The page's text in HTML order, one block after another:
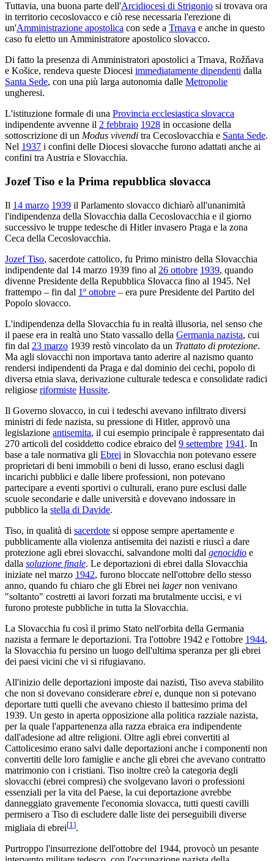
Tuttavia, una buona parte dell'Arcidiocesi di Strigonio si trovava ora
in territorio cecoslovacco e ciò rese necessaria l'erezione di
un'Amministrazione apostolica con sede a Trnava e anche in questo
caso fu eletto un Amministratore apostolico slovacco.
Di fatto la presenza di Amministratori apostolici a Trnava, Rožňava
e Košice, rendeva queste Diocesi immediatamente dipendenti dalla
Santa Sede, con una più larga autonomia dalle Metropolie
ungheresi.
L'istituzione formale di una Provincia ecclesiastica slovacca
indipendente avvenne il 2 febbraio 1928 in occasione della
sottoscrizione di un Modus vivendi tra Cecoslovacchia e Santa Sede.
Nel 1937 i confini delle Diocesi slovacche furono adattati anche ai
confini tra Austria e Slovacchia.
Jozef Tiso e la Prima repubblica slovacca
Il 14 marzo 1939 il Parlamento slovacco dichiarò all'unanimità
l'indipendenza della Slovacchia dalla Cecoslovacchia e il giorno
successivo le truppe tedesche di Hitler invasero Praga e la zona
Ceca della Cecoslovacchia.
Jozef Tiso, sacerdote cattolico, fu Primo ministro della Slovacchia
indipendente dal 14 marzo 1939 fino al 26 ottobre 1939, quando
divenne Presidente della Repubblica Slovacca fino al 1945. Nel
frattempo – fin dal 1º ottobre – era pure Presidente del Partito del
Popolo slovacco.
L'indipendenza della Slovacchia fu in realtà illusoria, nel senso che
il paese era in realtà uno Stato vassallo della Germania nazista, cui
fin dal 23 marzo 1939 restò vincolato da un Trattato di protezione.
Ma agli slovacchi non importava tanto aderire al nazismo quanto
rendersi indipendenti da Praga e dal dominio dei cechi, popolo di
diversa etnia slava, derivazione culturale tedesca e consolidate radici
religiose riformiste Hussite.
Il Governo slovacco, in cui i tedeschi avevano infiltrato diversi
ministri di fede nazista, su pressione di Hitler, approvò una
legislazione antisemita, il cui esempio principale è rappresentato dai
270 articoli del cosiddetto codice ebraico del 9 settembre 1941 . In
base a tale normativa gli Ebrei in Slovacchia non potevano essere
proprietari di beni immobili o beni di lusso, erano esclusi dagli
incarichi pubblici e dalle libere professioni, non potevano
partecipare a eventi sportivi o culturali, erano pure esclusi dalle
scuole secondarie e dalle università e dovevano indossare in
pubblico la stella di Davide.
Tiso, in qualità di sacerdote si oppose sempre apertamente e
pubblicamente alla violenza antisemita dei nazisti e riuscì a dare
protezione agli ebrei slovacchi, salvandone molti dal genocidio e
dalla soluzione finale. Le deportazioni di ebrei dalla Slovacchia
iniziate nel marzo 1942, furono bloccate nell'ottobre dello stesso
anno, quando fu chiaro che gli Ebrei nei lagernon venivano
"soltanto" costretti ai lavori forzati ma brutalmente uccisi, e vi
furono proteste pubbliche in tutta la Slovacchia.
La Slovacchia fu così il primo Stato nell'orbita della Germania
nazista a fermare le deportazioni. Tra l'ottobre 1942 e l'ottobre 1944,
la Slovacchia fu persino un luogo dell'ultima speranza per gli ebrei
dei paesi vicini che vi si rifugiavano.
All'inizio delle deportazioni imposte dai nazisti, Tiso aveva stabilito
che non si dovevano considerare ebrei e, dunque non si potevano
deportare tutti quelli che avevano chiesto il battesimo prima del
1939. Un gesto in aperta opposizione alla politica razziale nazista,
per la quale l'appartenenza alla razza ebraica era indipendente
dall'adesione ad altre religioni. Oltre agli ebrei convertiti al
Cattolicesimo erano salvi dalle deportazioni anche i componenti non
convertiti delle loro famiglie e anche gli ebrei che avevano contratto
matrimonio con i cristiani. Tiso inoltre creò la categoria degli
slovacchi (ebrei compresi) che svolgevano lavori o professioni
essenziali per la vita del Paese, la cui deportazione avrebbe
danneggiato gravemente l'economia slovacca, tutti questi cavilli
permisero a Tiso di escludere dalle liste dei perseguibili diverse
migliaia di ebrei[1 ].
Purtroppo l'insurrezione dell'ottobre del 1944, provocò un pesante